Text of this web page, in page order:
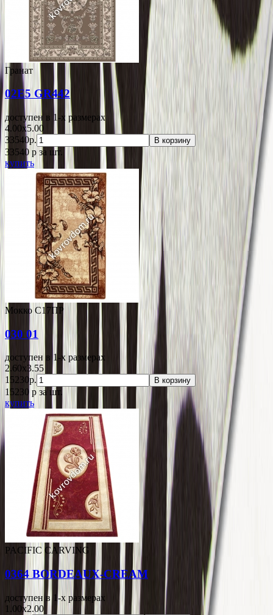
Гранат
02E5 GR442
доступен в 1-x размерах
4.00x5.00
33540р.
В корзину
33540 p за шт.
купить
Мокко С17ПР
030 01
доступен в 1-x размерах
2.60x3.55
15230р.
В корзину
15230 p за шт.
купить
PACIFIC CARVING
0364 BORDEAUX-CREAM
доступен в 1-x размерах
1.00x2.00